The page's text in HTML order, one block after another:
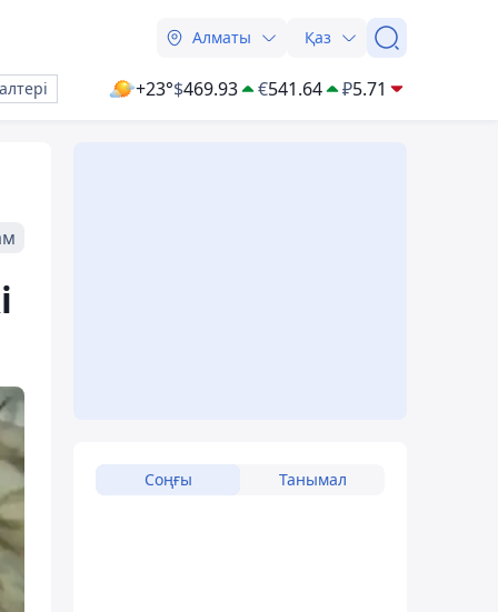
Алматы Қаз
+23°$469.93 €541.64 ₽5.71
Соңғы Танымал